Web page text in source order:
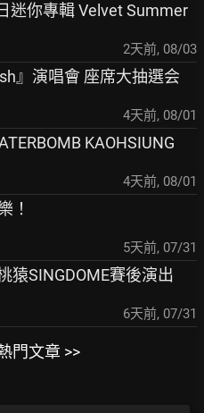
迷你專輯 Velvet Summer
2天前, 08/03
』演唱會 座席大抽選会
4天前, 08/01
KAOHSIUNG
4天前, 08/01
！
5天前, 07/31
猿SINGDOME賽後演出
6天前, 07/31
門文章 >>